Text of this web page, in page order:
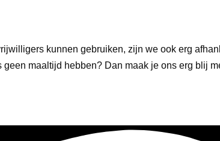
kunnen gebruiken, zijn we ook erg
maaltijd hebben? Dan maak je ons erg blij